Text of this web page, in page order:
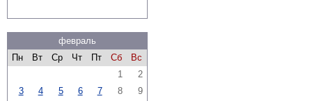
февраль
Пн
Вт Ср Чт Пт Сб
Вс
1
2
3
4 5 6 7 8
9